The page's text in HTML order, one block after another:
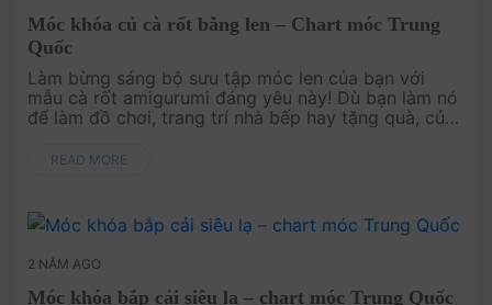
Móc khóa củ cà rốt bằng len – Chart móc Trung
Quốc
Làm bừng sáng bộ sưu tập móc len của bạn với
mẫu cà rốt amigurumi đáng yêu này! Dù bạn làm nó
để làm đồ chơi, trang trí nhà bếp hay tặng quà, củ
Hoàn hảo cho....
READ MORE
2 NĂM AGO
Móc khóa bắp cải siêu lạ – chart móc Trung Quốc